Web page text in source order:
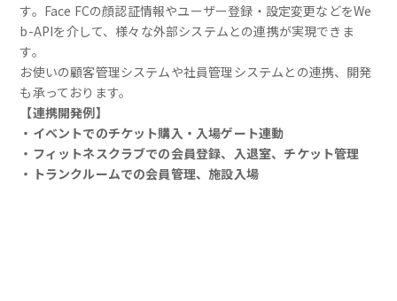
す。Face FCの顔認証情報やユーザー登録・設定変更などをWe
b-APIを介して、様々な外部システムとの連携が実現できま
す。
お使いの顧客管理システムや社員管理システムとの連携、開発
も承っております。
【連携開発例】
・イベントでのチケット購入・入場ゲート連動
・フィットネスクラブでの会員登録、入退室、チケット管理
・トランクルームでの会員管理、施設入場